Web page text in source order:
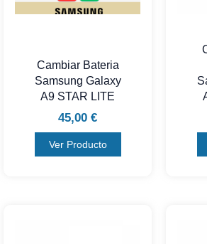
Cambiar Bateria
Samsung Galaxy
A9 STAR LITE
45,00 €
Ver Producto